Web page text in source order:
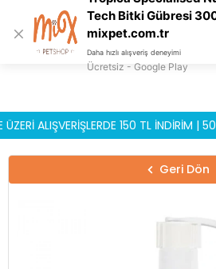
ALIŞVERİŞLERDE 150 TL İNDİRİM |
Geri Dön
×
Tech Bitki Gübresi
mixpet.com.tr
Daha hızlı alışveriş deneyimi
Ücretsiz - Google Play